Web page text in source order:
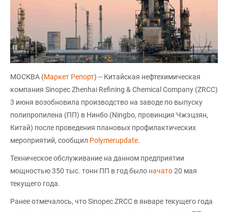
МОСКВА (Маркет Репорт) -- Китайская нефтехимическая
компания Sinopec Zhenhai Refining & Chemical Company (ZRCC)
3 июня возобновила производство на заводе по выпуску
полипропилена (ПП) в Нинбо (Ningbo, провинция Чжэцзян,
Китай) после проведения плановых профилактических
мероприятий, сообщил Polymerupdate.
Техническое обслуживание на данном предприятии
мощностью 350 тыс. тонн ПП в год было начато20 мая
текущего года.
Ранее отмечалось, что Sinopec ZRCC в январе текущего года